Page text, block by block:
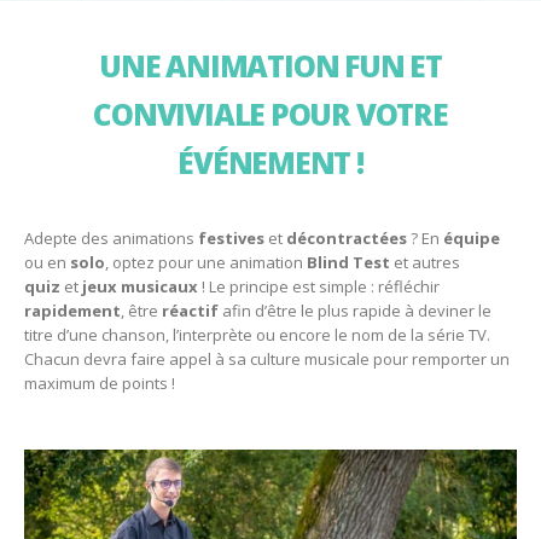
UNE ANIMATION FUN ET
CONVIVIALE POUR VOTRE
ÉVÉNEMENT !
Adepte des animations festives et décontractées? En équipe
ou en solo, optez pour une animation Blind Test et autres
quiz et jeux musicaux ! Le principe est simple : réfléchir
rapidement, être réactif afin d’être le plus rapide à deviner le
titre d’une chanson, l’interprète ou encore le nom de la série TV.
Chacun devra faire appel à sa culture musicale pour remporter un
maximum de points !